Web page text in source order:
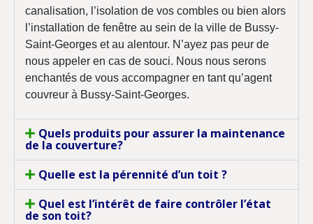
canalisation, l’isolation de vos combles ou bien alors
l’installation de fenêtre au sein de la ville de Bussy-
Saint-Georges et au alentour. N’ayez pas peur de
nous appeler en cas de souci. Nous nous serons
enchantés de vous accompagner en tant qu’agent
couvreur à Bussy-Saint-Georges.
Quels produits pour assurer la maintenance
de la couverture?
Quelle est la pérennité d’un toit ?
Quel est l’intérêt de faire contrôler l’état
de son toit?